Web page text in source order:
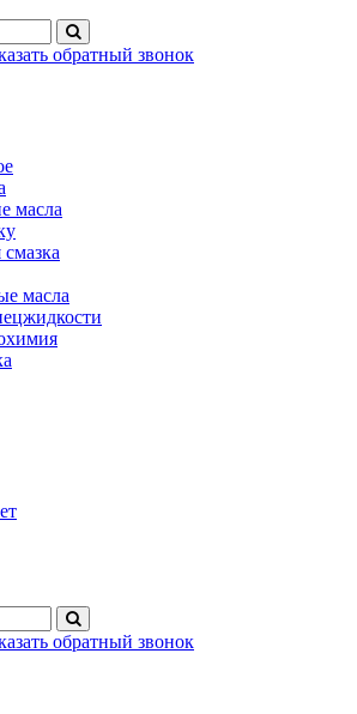
обратный звонок
масла
масла
обратный звонок